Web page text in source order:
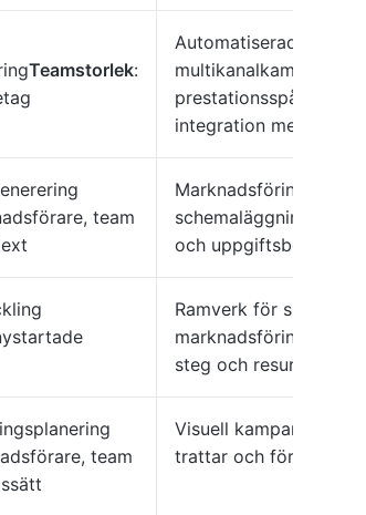
Teamstorlek:
Automatiserad
multikanalkampanjer,
prestationsspårning i
integration med CRM
team
schemaläggning för
och uppgiftsberoenden
Ramverk för snabb
steg och
team
Visuell
trattar och förutsäg